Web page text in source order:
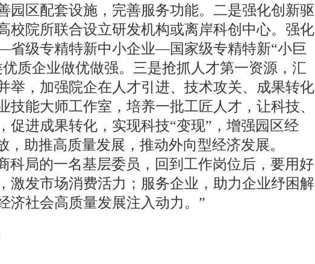
园区配套设施，完善服务功能。二是强化创新驱
校院所联合设立研发机构或离岸科创中心。强化
省级专精特新中小企业—国家级专精特新“小巨
质企业做优做强。三是抢抓人才第一资源，汇
举，加强院企在人才引进、技术攻关、成果转化
能大师工作室，培养一批工匠人才，让科技、
促进成果转化，实现科技“变现”，增强园区经
助推高质量发展，推动外向型经济发展。
科局的一名基层委员，回到工作岗位后，要用好
激发市场消费活力；服务企业，助力企业纾困解
济社会高质量发展注入动力。”